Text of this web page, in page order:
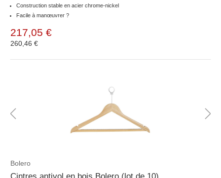
Construction stable en acier chrome-nickel
Facile à manœuvrer ?
217,05 €
260,46 €
Bolero